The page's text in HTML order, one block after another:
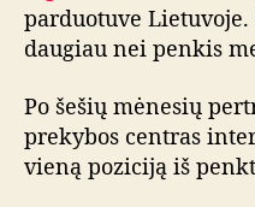
parduotuve
daugiau nei penkis
Po šešių mėnesių
prekybos centras
vieną poziciją iš